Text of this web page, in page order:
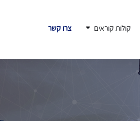
קולות קוראים צרו קשר